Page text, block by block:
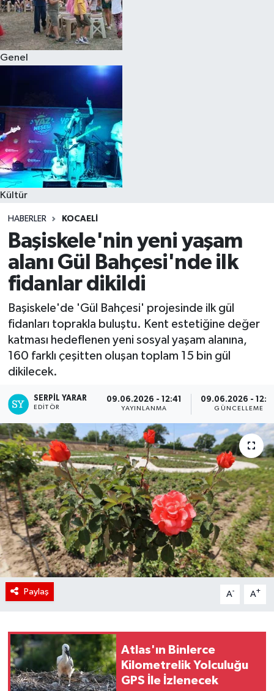
Genel
Kültür
HABERLER KOCAELI
Başiskele'nin yeni yaşam
alanı Gül Bahçesi'nde ilk
fidanlar dikildi
Başiskele'de 'Gül Bahçesi' projesinde ilk gül
fidanları toprakla buluştu. Kent estetiğine değer
katması hedeflenen yeni sosyal yaşam alanına,
160 farklı çeşitten oluşan toplam 15 bin gül
dikilecek.
SERPİL YARAR
EDITÖR
09.06.2026 - 12:41
YAYINLANMA
09.06.2026 -
GÜNCELLEME
Paylaş A- A+
Atlas'ın Binlerce
Kilometrelik Yolculuğu
GPS İle İzlenecek